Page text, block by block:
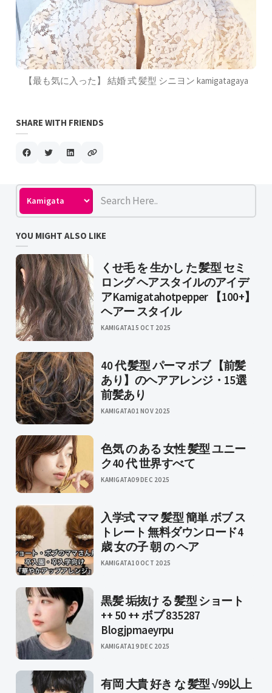
【最も気に入った】 結婚 式 髪型 シニヨン kamigatagaya
SHARE WITH FRIENDS
YOU MIGHT ALSO LIKE
くせ毛 を 生かし た 髪型 セミ
ロング ヘアスタイルのアイデ
アKamigatahotpepper 【100+】
ヘアー スタイル
KAMIGATA15 OCT 2025
40 代 髪型 パーマ ボブ 【前髪
あり】のヘアアレンジ・15選
前髪あり
KAMIGATA01 NOV 2025
色気 の ある 女性 髪型 ユニー
ク40 代 世界すべて
KAMIGATA09 DEC 2025
入学式 ママ 髪型 簡単 ボブ ス
トレート 無料ダウンロード4
歳 女の子 朝 の ヘア
KAMIGATA10 OCT 2025
黒髪 垢抜け る 髪型 ショート
++ 50 ++ ボブ 835287
Blogjpmaeyrpu
KAMIGATA19 DEC 2025
有岡 大貴 好き な 髪型 √99以上